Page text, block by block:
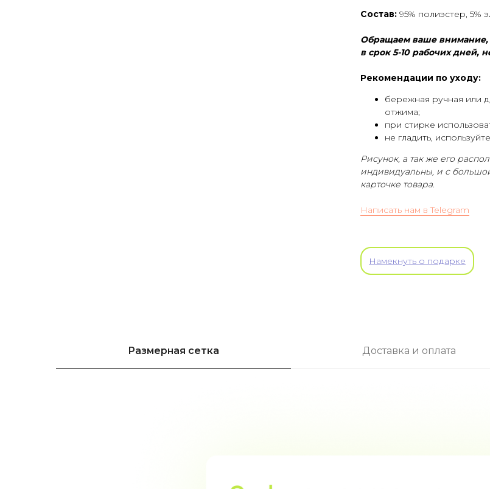
Состав: 95% полиэстер, 5%
Обращаем ваше внимание,
в срок 5-10 рабочих дней,
Рекомендации по уходу:
бережная ручная или
отжима;
при стирке
не гладить,
Рисунок, а так же его
индивидуальны, и с большой
карточке товара.
Написать нам в Telegram
Намекнуть о подарке
Размерная сетка Доставка и оплата